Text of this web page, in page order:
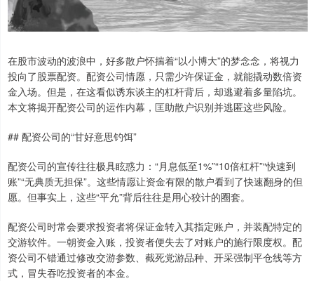
在股市波动的波浪中，好多散户怀揣着“以小博大”的梦念念，将视力
投向了股票配资。配资公司情愿，只需少许保证金，就能撬动数倍资
金入场。但是，在这看似诱东谈主的杠杆背后，却逃避着多量陷坑。
本文将揭开配资公司的运作内幕，匡助散户识别并逃匿这些风险。
## 配资公司的“甘好意思钓饵”
配资公司的宣传往往极具眩惑力：“月息低至1%”“10倍杠杆”“快速到
账”“无典质无担保”。这些情愿让资金有限的散户看到了快速翻身的但
愿。但事实上，这些“平允”背后往往是用心狡计的圈套。
配资公司时常会要求投资者将保证金转入其指定账户，并装配特定的
交游软件。一朝资金入账，投资者便失去了对账户的施行限度权。配
资公司不错通过修改交游参数、截死党游品种、开采强制平仓线等方
式，冒失吞吃投资者的本金。